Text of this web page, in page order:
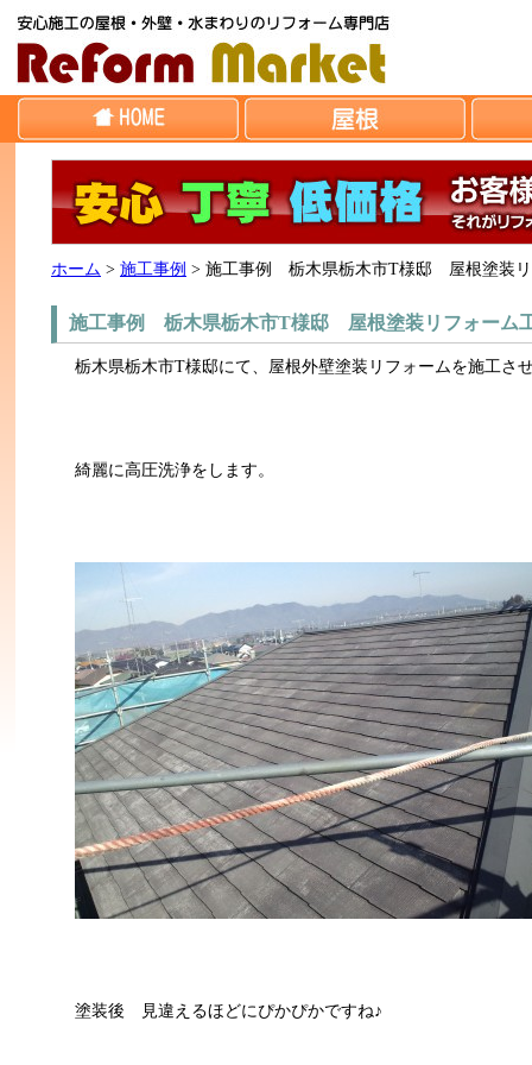
ホーム > 施工事例 > 施工事例 栃木県栃木市T様邸 屋根塗装リ
施工事例 栃木県栃木市T様邸 屋根塗装リフォーム
栃木県栃木市T様邸にて、屋根外壁塗装リフォームを施工さ
綺麗に高圧洗浄をします。
塗装後 見違えるほどにぴかぴかですね♪